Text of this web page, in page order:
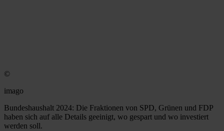
©
imago
Bundeshaushalt 2024: Die Fraktionen von SPD, Grünen und FDP
haben sich auf alle Details geeinigt, wo gespart und wo investiert
werden soll.